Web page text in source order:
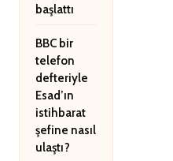
başlattı
BBC bir
telefon
defteriyle
Esad’ın
istihbarat
şefine nasıl
ulaştı?